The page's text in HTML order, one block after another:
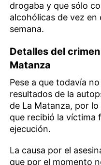
drogaba y que sólo
alcohólicas de vez
semana.
Detalles del
Matanza
Pese a que todavía
resultados de la
de La Matanza, por
que recibió la víctima
ejecución.
La causa por el
que por el momento